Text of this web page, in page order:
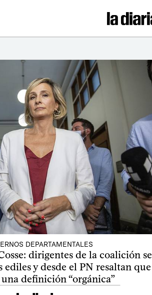
DEPARTAMENTALES
dirigentes de la coalición se
ediles y desde el PN resaltan que
definición “orgánica”